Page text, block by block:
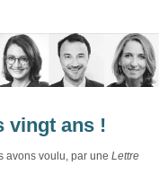
vingt ans !
avons voulu, par une Lettre